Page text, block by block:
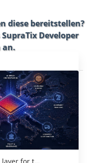
diese bereitstellen?
SupraTix Developer
an.